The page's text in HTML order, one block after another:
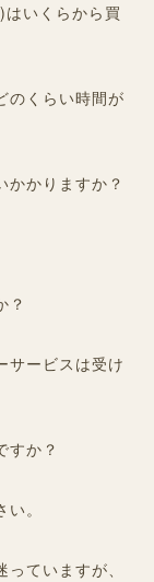
いくらから買
のくらい時間が
かかりますか？
？
サービスは受け
すか？
。
ていますが、